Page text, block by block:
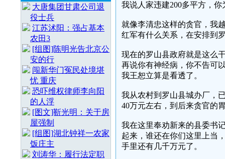
大唐集团甘肃公司退
役士兵
江苏沭阳：强占基本
农田3
[组图]陈明光告北京公
安的行
闯新华门冤民处境堪
忧 重庆
恐吓维权律师李向阳
的人浮
[图文]靳光明：关于房
屋强制
[组图]湖北钟祥一农家
饭庄主
刘涛华：履行法定职
我说人家违建200多平方，
就像李清忠这样的贪官，我
红军有什么关系，在安排到
现在的罗山县政府就是这么
再说你有神经病，你不告可
我王恕立算是看透了。
我从农村到罗山县城办厂，
40万元左右，到后来贪官的
我在这里奉劝新来的县委书
起来，谁还在你们这里上当
手里还有几千万元了。